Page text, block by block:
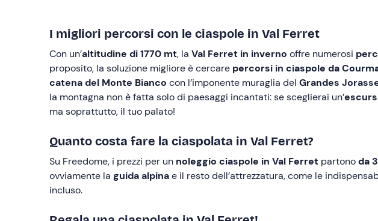
I migliori percorsi con le ciaspole in Val Ferret
Con un’altitudine di 1770 mt, la Val Ferret in inverno offre numerosi
proposito, la soluzione migliore è cercare percorsi in ciaspole da
catena del Monte Bianco con l’imponente muraglia del Grandes
la montagna non è fatta solo di paesaggi incantati: se sceglierai un’
ma soprattutto, il tuo palato!
Quanto costa fare la ciaspolata in Val Ferret?
Su Freedome, i prezzi per un noleggio ciaspole in Val Ferret partonoda
ovviamente la guida alpinae il resto dell’attrezzatura, come le
incluso.